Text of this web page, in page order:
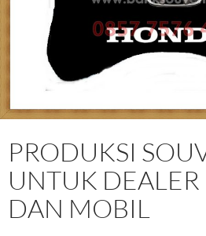
PRODUKSI
UNTUK
DAN MOBIL